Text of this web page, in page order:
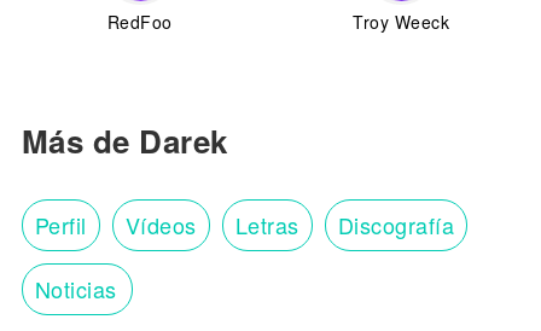
RedFoo Troy Weeck
Más de Darek
Perfil Vídeos Letras Discografía
Noticias